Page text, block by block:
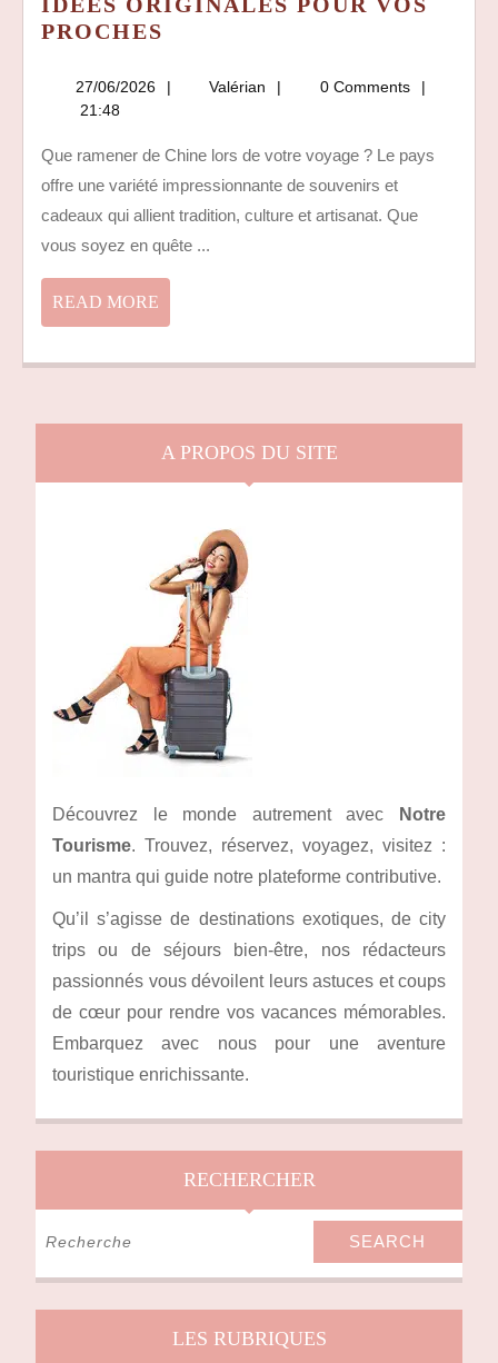
IDÉES ORIGINALES POUR VOS
PROCHES
DE
10
IDÉES
ORIGINALES
POUR
27/06/2026 27/06/2026
Valérian Valérian0 Comments
21:48
Que ramener de Chine lors de votre voyage ? Le pays
offre une variété impressionnante de souvenirs et
cadeaux qui allient tradition, culture et artisanat. Que
vous soyez en quête ...
READ MORE
MORE
A PROPOS DU SITE
Découvrez le monde autrement avec
Notre
Tourisme. Trouvez, réservez, voyagez, visitez :
un mantra qui guide notre plateforme contributive.
Qu’il s’agisse de destinations exotiques, de city
trips ou de séjours bien-être, nos rédacteurs
passionnés vous dévoilent leurs astuces et coups
de cœur pour rendre vos vacances mémorables.
Embarquez avec nous pour une aventure
touristique enrichissante.
RECHERCHER
Search
LES RUBRIQUES